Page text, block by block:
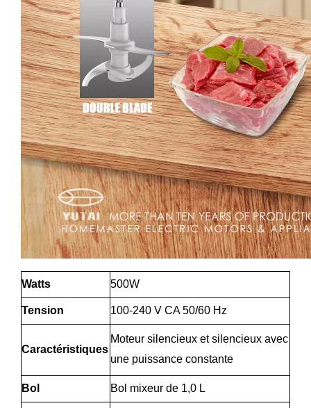
Watts 500W
Tension 100-240 V CA 50/60 Hz
Caractéristiques
Moteur silencieux et silencieux avec
une puissance constante
Bol Bol mixeur de 1,0 L